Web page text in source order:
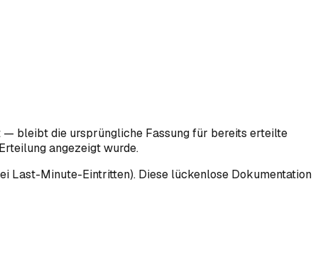
bleibt die ursprüngliche Fassung für bereits erteilte
angezeigt wurde.
Last-Minute-Eintritten). Diese lückenlose Dokumentation